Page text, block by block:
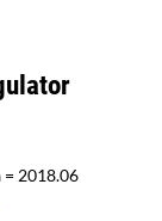
= 2018.06